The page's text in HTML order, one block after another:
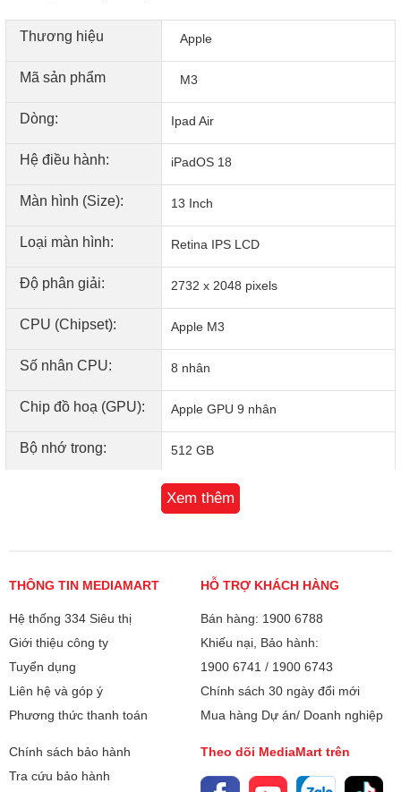
Thương hiệu Apple
Mã sản phẩm M3
Dòng: Ipad Air
Hệ điều hành: iPadOS 18
Màn hình (Size): 13 Inch
Loại màn hình: Retina IPS LCD
Độ phân giải: 2732 x 2048 pixels
CPU (Chipset): Apple M3
Số nhân CPU: 8 nhân
Chip đồ hoạ (GPU): Apple GPU 9 nhân
Bộ nhớ trong: 512 GB
Không
Tính năng camera:
Live Photos
Video tua nhanh có chống rung
HDR thông minh thế hệ 4
Tự động lấy nét theo pha Focus
Pixels
Định vị ảnh
Tự động chống rung hình ảnh
Xem thêm
THÔNG TIN MEDIAMART
Hệ thống 334 Siêu thị
Giới thiệu công ty
Tuyển dụng
Liên hệ và góp ý
Phương thức thanh toán
HỖ TRỢ KHÁCH HÀNG
Bán hàng: 1900 6788
Khiếu nại, Bảo hành:
1900 6741 / 1900 6743
Chính sách 30 ngày đổi mới
Mua hàng Dự án/ Doanh nghiệp
Chính sách bảo hành
Tra cứu bảo hành
Theo dõi MediaMart trên